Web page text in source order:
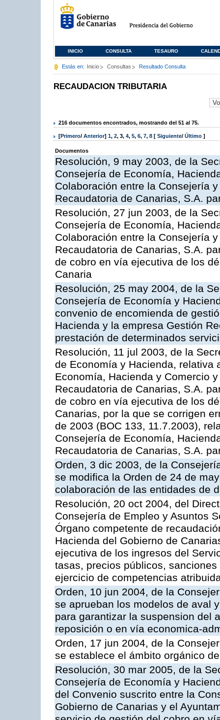
INICIO CONSULTA TESAURO
Estás en: Inicio Consultas Resultado Consulta
RECAUDACION TRIBUTARIA
216 documentos encontrados, mostrando del 51 al 75.
[Primero/ Anterior] 1, 2, 3, 4, 5, 6, 7, 8 [ Siguiente/ Último ]
Documentos
Resolución, 9 may 2003, de la
Consejería de Economía,
Colaboración entre la Consejería
Recaudatoria de Canarias, S.A.
Resolución, 27 jun 2003, de la
Consejería de Economía,
Colaboración entre la Consejería
Recaudatoria de Canarias, S.A.
de cobro en vía ejecutiva de los
Canaria
Resolución, 25 may 2004, de la
Consejería de Economía y
convenio de encomienda de
Hacienda y la empresa Gestión
prestación de determinados
Resolución, 11 jul 2003, de la
de Economía y Hacienda, relativa
Economía, Hacienda y Comercio
Recaudatoria de Canarias, S.A.
de cobro en vía ejecutiva de los
Canarias, por la que se corrigen
de 2003 (BOC 133, 11.7.2003),
Consejería de Economía,
Recaudatoria de Canarias, S.A.
Orden, 3 dic 2003, de la
se modifica la Orden de 24 de
colaboración de las entidades de
Resolución, 20 oct 2004, del
Consejería de Empleo y Asuntos
Órgano competente de
Hacienda del Gobierno de
ejecutiva de los ingresos del
tasas, precios públicos,
ejercicio de competencias
Orden, 10 jun 2004, de la
se aprueban los modelos de aval
para garantizar la suspension del
reposición o en vía economica-
Orden, 17 jun 2004, de la
se establece el ámbito orgánico
Resolución, 30 mar 2005, de la
Consejería de Economía y
del Convenio suscrito entre la
Gobierno de Canarias y el